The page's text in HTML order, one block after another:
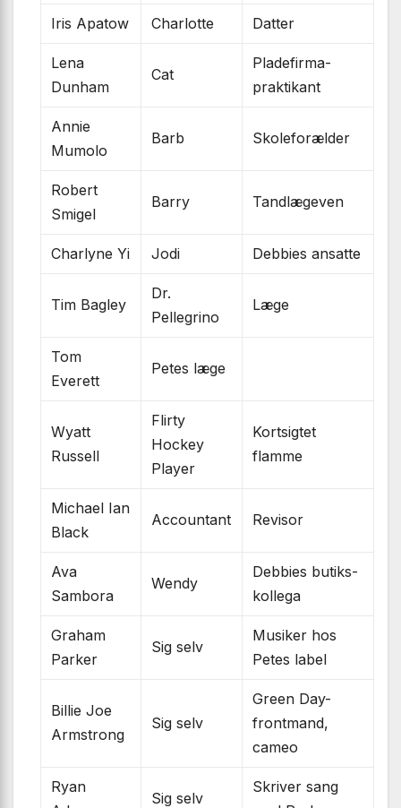
Iris Apatow Charlotte Datter
Lena
Dunham
Cat
Plade­firma­
praktikant
Annie
Mumolo
Barb Skoleforælder
Robert
Smigel
Barry Tandlæge­ven
Charlyne Yi Jodi Debbies ansatte
Tim Bagley
Dr.
Pellegrino
Læge
Tom
Everett
Petes læge
Wyatt
Russell
Flirty
Hockey
Player
Kortsigtet
flamme
Michael Ian
Black
Accountant Revisor
Ava
Sambora
Wendy
Debbies butiks­
kollega
Graham
Parker
Sig selv
Musiker hos
Petes label
Billie Joe
Armstrong
Sig selv
Green Day-
frontmand,
cameo
Ryan
Sig selv
Skriver sang